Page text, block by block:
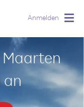
Anmelden
Maarten
an